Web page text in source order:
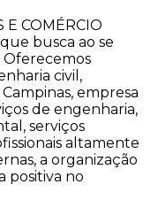
E COMÉRCIO
busca ao se
Oferecemos
civil,
empresa
de engenharia,
serviços
altamente
a organização
positiva no